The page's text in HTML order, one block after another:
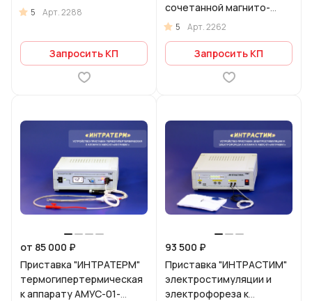
5 Арт.2288
Запросить КП
сочетанной магнито-
лазерной терапии
5 Арт.2262
Запросить КП
от 85 000 ₽
Приставка "ИНТРАТЕРМ"
термогипертермическая
к аппарату АМУС-01-
93 500 ₽
Приставка "ИНТРАCТИМ"
электростимуляции и
электрофореза к